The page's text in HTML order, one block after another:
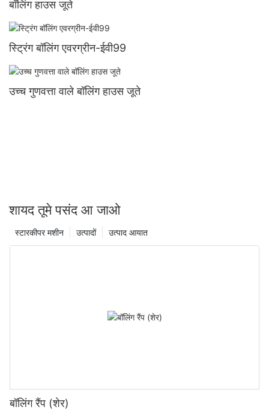
बॉलिंग हाउस जूते
स्ट्रिंग बॉलिंग एवरग्रीन-ईवी99
उच्च गुणवत्ता वाले बॉलिंग हाउस जूते
शायद तूमे पसंद आ जाओ
उत्पाद आयात
उत्पादों
स्टारकीपर मशीन
बॉलिंग रैंप (शेर)